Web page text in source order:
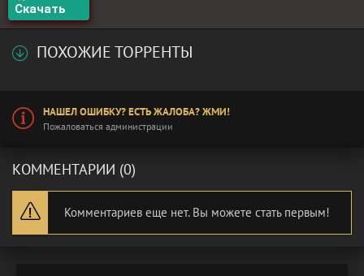
Скачать
ПОХОЖИЕ ТОРРЕНТЫ
НАШЕЛ ОШИБКУ? ЕСТЬ ЖАЛОБА? ЖМИ!
Пожаловаться администрации
КОММЕНТАРИИ (0)
Комментариев еще нет. Вы можете стать первым!